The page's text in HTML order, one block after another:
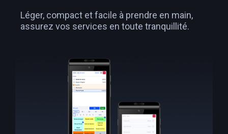
Léger, compact et facile à prendre en main,
assurez vos services en toute tranquillité.